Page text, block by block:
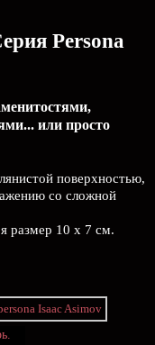
Persona
или просто
поверхностью,
со сложной
размер 10 x 7 см.